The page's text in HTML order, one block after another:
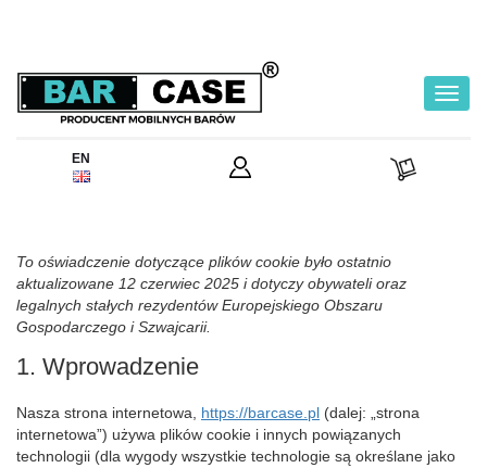
EN
To oświadczenie dotyczące plików cookie było ostatnio
aktualizowane 12 czerwiec 2025 i dotyczy obywateli oraz
legalnych stałych rezydentów Europejskiego Obszaru
Gospodarczego i Szwajcarii.
1. Wprowadzenie
Nasza strona internetowa, https://barcase.pl (dalej: „strona
internetowa”) używa plików cookie i innych powiązanych
technologii (dla wygody wszystkie technologie są określane jako